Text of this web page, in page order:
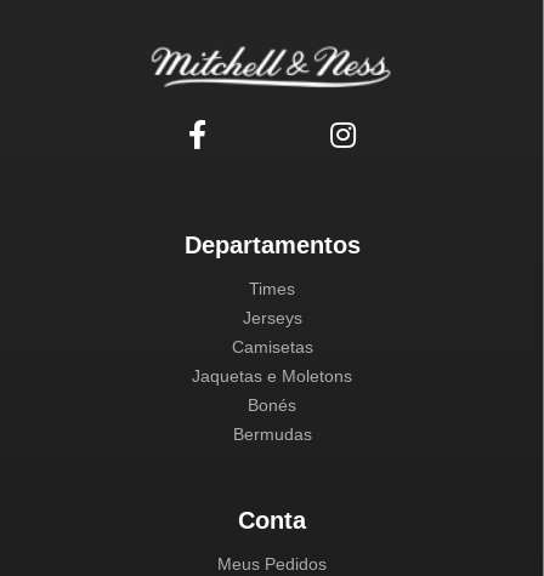
Departamentos
Times
Jerseys
Camisetas
Jaquetas e Moletons
Bonés
Bermudas
Conta
Meus Pedidos